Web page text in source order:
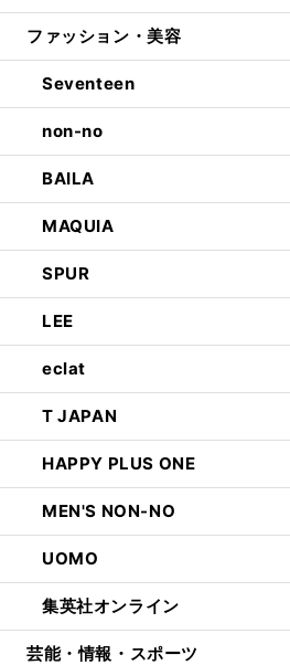
ファッション・美容
Seventeen
non-no
BAILA
MAQUIA
SPUR
LEE
eclat
T JAPAN
HAPPY PLUS ONE
MEN'S NON-NO
UOMO
集英社オンライン
芸能・情報・スポーツ